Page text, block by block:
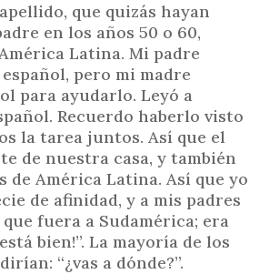
que quizás hayan
en los años 50 o 60,
Latina. Mi padre
pero mi madre
para ayudarlo. Leyó a
Recuerdo haberlo visto
la tarea juntos. Así que el
de nuestra casa, y también
de América Latina. Así que yo
de afinidad, y a mis padres
fuera a Sudamérica; era
bien!”. La mayoría de los
“¿vas a dónde?”.